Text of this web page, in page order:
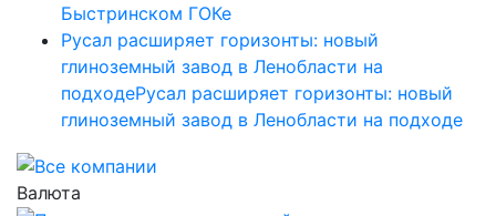
Быстринском ГОКе
Русал расширяет горизонты: новый
глиноземный завод в Ленобласти на
подходеРусал расширяет горизонты: новый
глиноземный завод в Ленобласти на подходе
Валюта